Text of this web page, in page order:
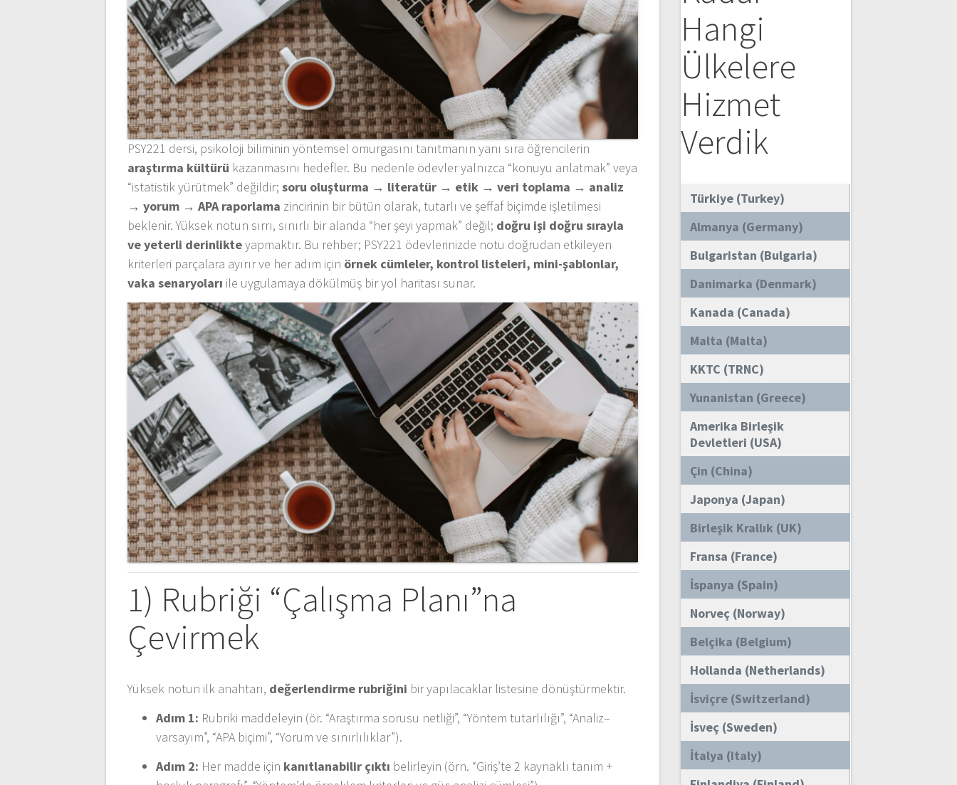
PSY221 dersi, psikoloji biliminin yöntemsel omurgasını tanıtmanın yanı sıra öğrencilerin
araştırma kültürü kazanmasını hedefler. Bu nedenle ödevler yalnızca “konuyu anlatmak” veya
“istatistik yürütmek” değildir;soru oluşturma → literatür → etik → veri toplama → analiz
→ yorum → APA raporlama zincirinin bir bütün olarak, tutarlı ve şeffaf biçimde işletilmesi
beklenir. Yüksek notun sırrı, sınırlı bir alanda “her şeyi yapmak” değil; doğru işi doğru sırayla
ve yeterli derinlikteyapmaktır. Bu rehber; PSY221 ödevlerinizde notu doğrudan etkileyen
kriterleri parçalara ayırır ve her adım için örnek cümleler, kontrol listeleri, mini-şablonlar,
vaka senaryoları ile uygulamaya dökülmüş bir yol haritası sunar.
1) Rubriği “Çalışma Planı”na
Çevirmek
Yüksek notun ilk anahtarı, değerlendirme rubriğini bir yapılacaklar listesine dönüştürmektir.
Adım 1: Rubriki maddeleyin (ör. “Araştırma sorusu netliği”, “Yöntem tutarlılığı”, “Analiz–
varsayım”, “APA biçimi”, “Yorum ve sınırlılıklar”).
Adım 2: Her madde için kanıtlanabilir çıktı belirleyin (örn. “Giriş’te 2 kaynaklı tanım +
Hangi
Ülkelere
Hizmet
Verdik
Türkiye (Turkey)
Almanya (Germany)
Bulgaristan (Bulgaria)
Danimarka (Denmark)
Kanada (Canada)
Malta (Malta)
KKTC (TRNC)
Yunanistan (Greece)
Amerika Birleşik
Devletleri (USA)
Çin (China)
Japonya (Japan)
Birleşik Krallık (UK)
Fransa (France)
İspanya (Spain)
Norveç (Norway)
Belçika (Belgium)
Hollanda (Netherlands)
İsviçre (Switzerland)
İsveç (Sweden)
İtalya (Italy)